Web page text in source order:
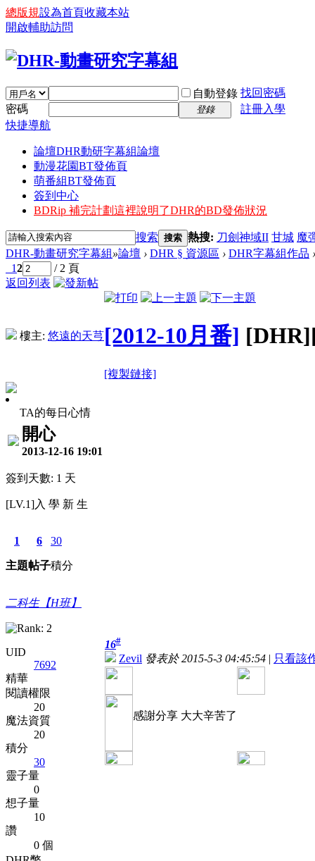
總版規設為首頁收藏本站
開啟輔助訪問
自動登錄 找回密碼
密碼
登錄
註冊入學
快捷導航
論壇DHR動研字幕組論壇
動漫花園BT發佈頁
萌番組BT發佈頁
簽到中心
BDRip 補完計劃這裡說明了DHR的BD發佈狀況
搜索 搜索 熱搜: 刀劍神域II 甘城 魔
DHR-動畫研究字幕組»論壇 › DHR § 資源區 › DHR字幕組作品 ›
12
/ 2 頁
返回列表
樓主: 悠遠的天芎[2012-10月番]
[複製鏈接]
TA的每日心情
開心
2013-12-16 19:01
簽到天數: 1 天
[LV.1]入 學 新 生
1
主題
6
帖子
30
積分
二科生【H班】
UID
7692
精華
閱讀權限
20
魔法資質
20
積分
30
靈子量
0
想子量
10
讚
0 個
16#
Zevil 發表於 2015-5-3 04:45:54 | 只看該
感謝分享 大大辛苦了